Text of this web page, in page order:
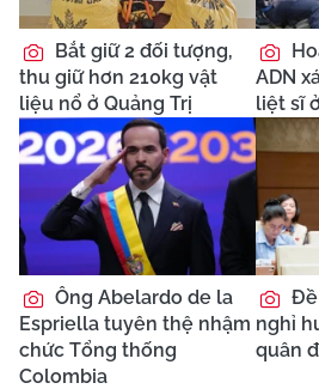
Bắt giữ 2 đối tượng,
thu giữ hơn 210kg vật
liệu nổ ở Quảng Trị
ADN
liệt sĩ
Ông Abelardo de la
Espriella tuyên thệ nhậm
chức Tổng thống
Colombia
Đề
nghỉ
quân